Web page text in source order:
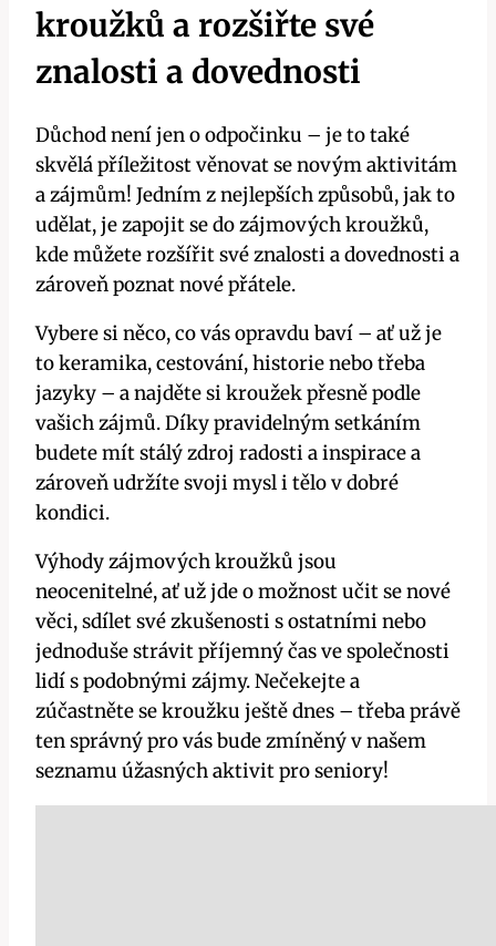
kroužků a rozšiřte své
znalosti a dovednosti
Důchod není jen o odpočinku – je to také
skvělá příležitost věnovat se novým aktivitám
a zájmům! Jedním z nejlepších způsobů, jak to
udělat, je zapojit se do zájmových kroužků,
kde můžete rozšířit své znalosti a dovednosti a
zároveň poznat nové přátele.
Vybere si něco, co vás opravdu baví – ať už je
to keramika, cestování, historie nebo třeba
jazyky – a najděte si kroužek přesně podle
vašich zájmů. Díky pravidelným setkáním
budete mít stálý zdroj radosti a inspirace a
zároveň udržíte svoji mysl i tělo v dobré
kondici.
Výhody zájmových kroužků jsou
neocenitelné, ať už jde o možnost učit se nové
věci, sdílet své zkušenosti s ostatními nebo
jednoduše strávit příjemný čas ve společnosti
lidí s podobnými zájmy. Nečekejte a
zúčastněte se kroužku ještě dnes – třeba právě
ten správný pro vás bude zmíněný v našem
seznamu úžasných aktivit pro seniory!